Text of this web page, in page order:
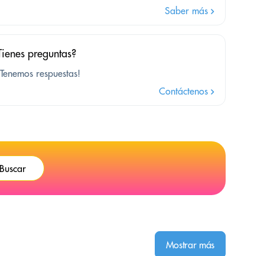
Saber más
preguntas?
respuestas!
Contáctenos
Buscar
Mostrar más